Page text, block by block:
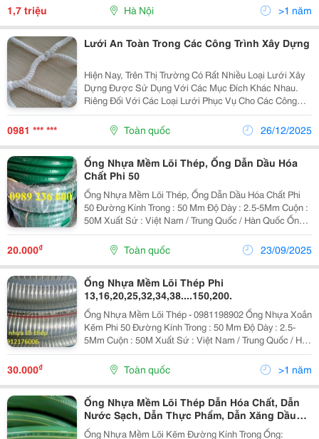
1,7 triệu Hà Nội >1 năm
Lưới An Toàn Trong Các Công Trình Xây Dựng
Hiện Nay, Trên Thị Trường Có Rất Nhiều Loại Lưới Xây
Dựng Được Sử Dụng Với Các Mục Đích Khác Nhau.
Riêng Đối Với Các Loại Lưới Phục Vụ Cho Các Công
Trình Có Các Loại Sản Phẩm Đến Từ Các Quốc Gia Như
Việt Nam, Trung Quốc, Hàn Quốc, Đài Loan, Thái Lan
0981 *** *** Toàn quốc 26/12/2025
Ống Nhựa Mềm Lõi Thép, Ống Dẫn Dầu Hóa
Chất Phi 50
Ống Nhựa Mềm Lõi Thép, Ống Dẫn Dầu Hóa Chất Phi
50 Đường Kính Trong : 50 Mm Độ Dày : 2.5-5Mm Cuộn :
50M Xuất Sứ : Việt Nam / Trung Quốc / Hàn Quốc Ống
Làm Từ Nhựa Pvc Cao Cấp, Có Độ Dẻo Cao Chịu Được
Nhiệt Độ, Áp Lực , Chịu Được Hóa Ch
20.000₫ Toàn quốc 23/09/2025
Ống Nhựa Mềm Lõi Thép Phi
13,16,20,25,32,34,38....150,200.
Ống Nhựa Mềm Lõi Thép - 0981198902 Ống Nhựa Xoắn
Kẽm Phi 50 Đường Kính Trong : 50 Mm Độ Dày : 2.5-
5Mm Cuộn : 50M Xuất Sứ : Việt Nam / Trung Quốc / Hàn
Quốc Ống Làm Từ Nhựa Pvc Cao Cấp, Có Độ Dẻo Cao
Chịu Được Nhiệt Độ, Áp Lực , Chịu Được Hóa...
30.000₫ Toàn quốc >1 năm
Ống Nhựa Mềm Lõi Thép Dẫn Hóa Chất, Dẫn
Nước Sạch, Dẫn Thực Phẩm, Dẫn Xăng Dầu
Chất Lượng Cao
Ống Nhựa Mềm Lõi Kẽm Đường Kính Trong Ống: